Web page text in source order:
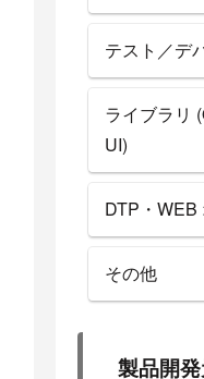
テスト／デ
ライブラリ
UI)
DTP・WEB
その他
製品開